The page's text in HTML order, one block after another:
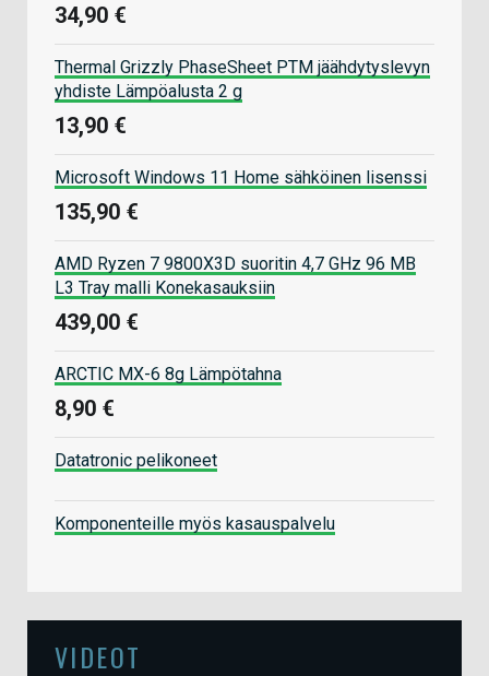
34,90 €
Thermal Grizzly PhaseSheet PTM jäähdytyslevyn
yhdiste Lämpöalusta 2 g
13,90 €
Microsoft Windows 11 Home sähköinen lisenssi
135,90 €
AMD Ryzen 7 9800X3D suoritin 4,7 GHz 96 MB
L3 Tray malli Konekasauksiin
439,00 €
ARCTIC MX-6 8g Lämpötahna
8,90 €
Datatronic pelikoneet
Komponenteille myös kasauspalvelu
VIDEOT